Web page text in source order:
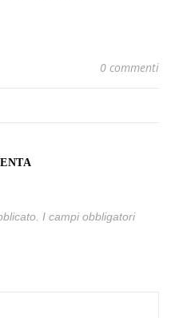
0 commenti
I campi obbligatori